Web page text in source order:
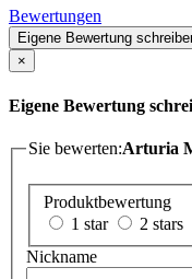
Bewertungen
Eigene Bewertung
×
Eigene Bewertung
Sie bewerten:Arturia
Produktbewertung
1 star
2 stars
Nickname